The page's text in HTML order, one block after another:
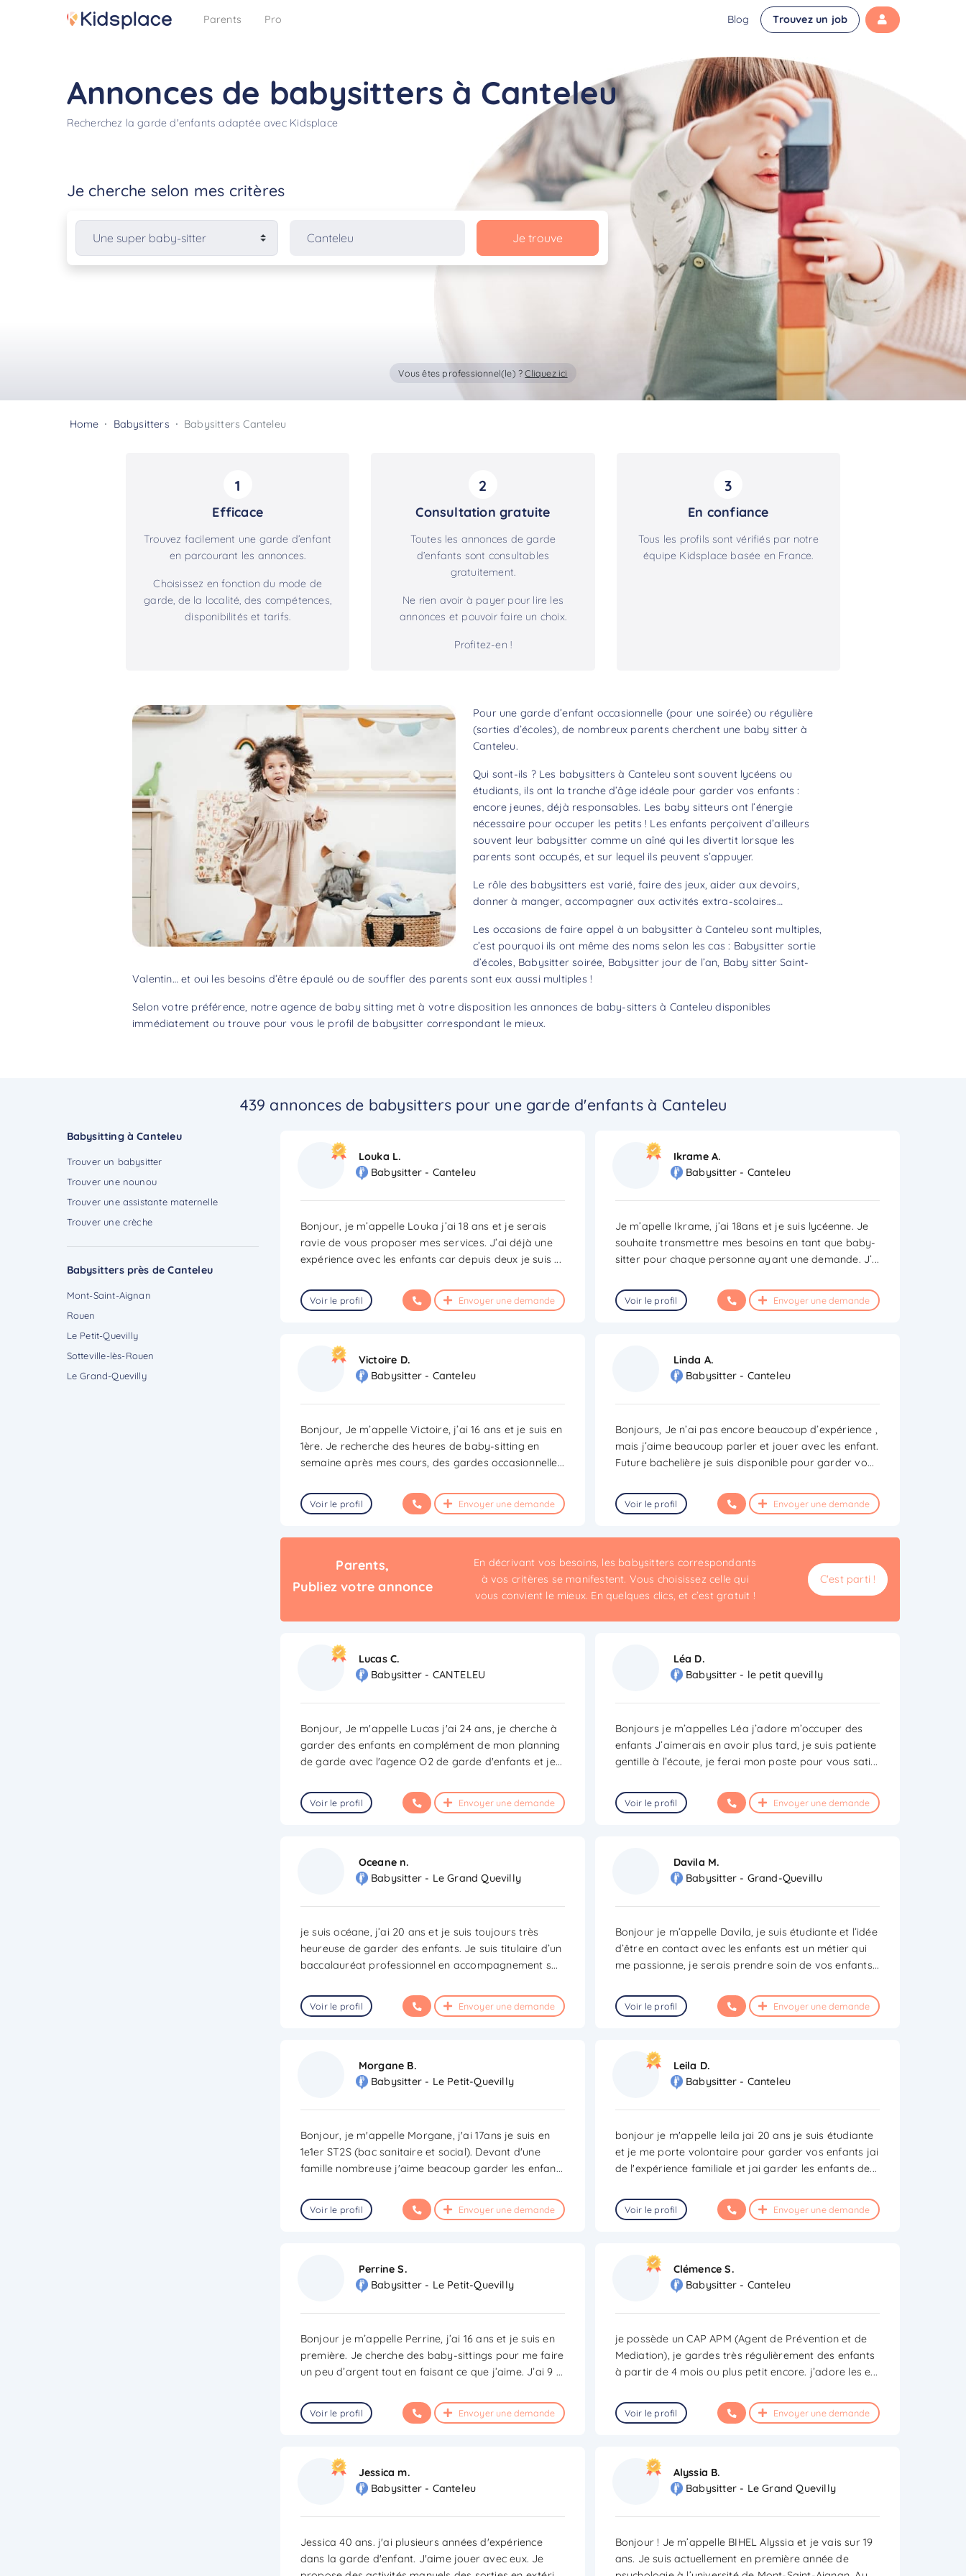
Parents Pro Blog Trouvez un job
Annonces de babysitters à Canteleu
Recherchez la garde d'enfants adaptée avec Kidsplace
Je cherche selon mes critères
Je trouve
Vous êtes professionnel(le) ?Cliquez ici
Home Babysitters Babysitters Canteleu
1
Efficace
Trouvez facilement une garde d’enfant
en parcourant les annonces.
Choisissez en fonction du mode de
garde, de la localité, des compétences,
disponibilités et tarifs.
2
Consultation gratuite
Toutes les annonces de garde
d’enfants sont consultables
gratuitement.
Ne rien avoir à payer pour lire les
annonces et pouvoir faire un choix.
Profitez-en !
3
En confiance
Tous les profils sont vérifiés par notre
équipe Kidsplace basée en France.
Pour une garde d’enfant occasionnelle (pour une soirée) ou régulière
(sorties d’écoles), de nombreux parents cherchent une baby sitter à
Canteleu.
Qui sont-ils ? Les babysitters à Canteleu sont souvent lycéens ou
étudiants, ils ont la tranche d’âge idéale pour garder vos enfants :
encore jeunes, déjà responsables. Les baby sitteurs ont l’énergie
nécessaire pour occuper les petits ! Les enfants perçoivent d’ailleurs
souvent leur babysitter comme un aîné qui les divertit lorsque les
parents sont occupés, et sur lequel ils peuvent s’appuyer.
Le rôle des babysitters est varié, faire des jeux, aider aux devoirs,
donner à manger, accompagner aux activités extra-scolaires…
Les occasions de faire appel à un babysitter à Canteleu sont multiples,
c’est pourquoi ils ont même des noms selon les cas : Babysitter sortie
d’écoles, Babysitter soirée, Babysitter jour de l’an, Baby sitter Saint-
Valentin… et oui les besoins d’être épaulé ou de souffler des parents sont eux aussi multiples !
Selon votre préférence, notre agence de baby sitting met à votre disposition les annonces de baby-sitters à Canteleu disponibles
immédiatement ou trouve pour vous le profil de babysitter correspondant le mieux.
439 annonces de babysitters pour une garde d'enfants à Canteleu
Babysitting à Canteleu
Trouver un babysitter
Trouver une nounou
Trouver une assistante maternelle
Trouver une crèche
Babysitters près de Canteleu
Mont-Saint-Aignan
Rouen
Le Petit-Quevilly
Sotteville-lès-Rouen
Le Grand-Quevilly
Louka L.
Babysitter - Canteleu
Bonjour, je m’appelle Louka j’ai 18 ans et je serais
ravie de vous proposer mes services. J’ai déjà une
expérience avec les enfants car depuis deux je suis ...
Voir le profil Envoyer une demande
Ikrame A.
Babysitter - Canteleu
Je m’apelle Ikrame, j’ai 18ans et je suis lycéenne. Je
souhaite transmettre mes besoins en tant que baby-
sitter pour chaque personne ayant une demande. J’...
Voir le profil Envoyer une demande
Victoire D.
Babysitter - Canteleu
Bonjour, Je m’appelle Victoire, j’ai 16 ans et je suis en
1ère. Je recherche des heures de baby-sitting en
semaine après mes cours, des gardes occasionnelle...
Voir le profil Envoyer une demande
Linda A.
Babysitter - Canteleu
Bonjours, Je n’ai pas encore beaucoup d’expérience ,
mais j’aime beaucoup parler et jouer avec les enfant.
Future bachelière je suis disponible pour garder vo...
Voir le profil Envoyer une demande
Parents,
Publiez votre annonce
En décrivant vos besoins, les babysitters correspondants
à vos critères se manifestent. Vous choisissez celle qui
vous convient le mieux. En quelques clics, et c’est gratuit !
C'est parti !
Lucas C.
Babysitter - CANTELEU
Bonjour, Je m'appelle Lucas j'ai 24 ans, je cherche à
garder des enfants en complément de mon planning
de garde avec l'agence O2 de garde d'enfants et je...
Voir le profil Envoyer une demande
Léa D.
Babysitter - le petit quevilly
Bonjours je m’appelles Léa j’adore m’occuper des
enfants J’aimerais en avoir plus tard, je suis patiente
gentille à l’écoute, je ferai mon poste pour vous sati...
Voir le profil Envoyer une demande
Oceane n.
Babysitter - Le Grand Quevilly
je suis océane, j’ai 20 ans et je suis toujours très
heureuse de garder des enfants. Je suis titulaire d’un
baccalauréat professionnel en accompagnement s...
Voir le profil Envoyer une demande
Davila M.
Babysitter - Grand-Quevillu
Bonjour je m’appelle Davila, je suis étudiante et l’idée
d’être en contact avec les enfants est un métier qui
me passionne, je serais prendre soin de vos enfants...
Voir le profil Envoyer une demande
Morgane B.
Babysitter - Le Petit-Quevilly
Bonjour, je m'appelle Morgane, j'ai 17ans je suis en
1e1er ST2S (bac sanitaire et social). Devant d'une
famille nombreuse j'aime beacoup garder les enfan...
Voir le profil Envoyer une demande
Leila D.
Babysitter - Canteleu
bonjour je m'appelle leila jai 20 ans je suis étudiante
et je me porte volontaire pour garder vos enfants jai
de l'expérience familiale et jai garder les enfants de...
Voir le profil Envoyer une demande
Perrine S.
Babysitter - Le Petit-Quevilly
Bonjour je m’appelle Perrine, j’ai 16 ans et je suis en
première. Je cherche des baby-sittings pour me faire
un peu d’argent tout en faisant ce que j’aime. J’ai 9 ...
Voir le profil Envoyer une demande
Clémence S.
Babysitter - Canteleu
je possède un CAP APM (Agent de Prévention et de
Mediation), je gardes très régulièrement des enfants
à partir de 4 mois ou plus petit encore. j’adore les e...
Voir le profil Envoyer une demande
Jessica m.
Babysitter - Canteleu
Jessica 40 ans. j'ai plusieurs années d'expérience
dans la garde d'enfant. J'aime jouer avec eux. Je
Alyssia B.
Babysitter - Le Grand Quevilly
Bonjour ! Je m’appelle BIHEL Alyssia et je vais sur 19
ans. Je suis actuellement en première année de